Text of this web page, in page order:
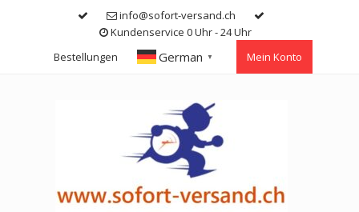
info@sofort-versand.ch
Kundenservice 0 Uhr - 24 Uhr
Bestellungen
German ▼ Mein Konto